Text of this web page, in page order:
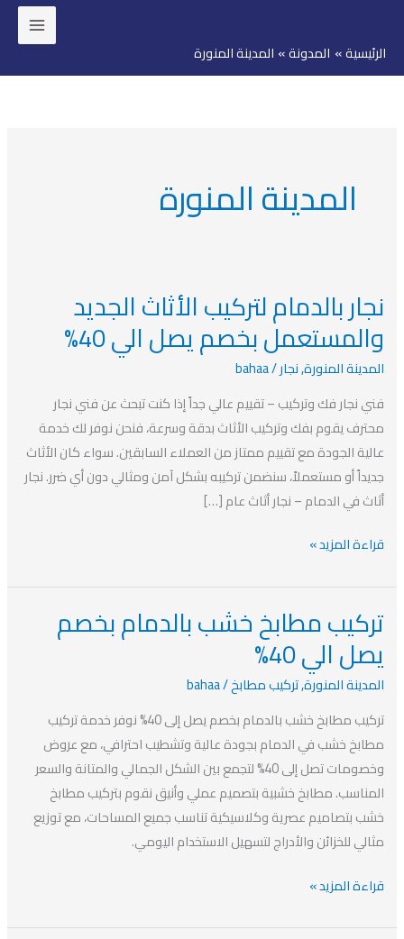
المحتوى
الرئيسية المدونة المدينة المنورة
المدينة المنورة
نجار بالدمام لتركيب الأثاث الجديد
والمستعمل بخصم يصل الي 40%
المدينة المنورة,نجار/
bahaa
فني نجار فك وتركيب – تقييم عالي جداً إذا كنت تبحث عن فني نجار
محترف يقوم بفك وتركيب الأثاث بدقة وسرعة، فنحن نوفر لك خدمة
عالية الجودة مع تقييم ممتاز من العملاء السابقين. سواء كان الأثاث
جديداً أو مستعملاً، سنضمن تركيبه بشكل آمن ومثالي دون أي ضرر. نجار
أثاث في الدمام – نجار أثاث عام […]
نجار
بالدمام
لتركيب
الأثاث
الجديد
والمستعمل
بخصم
يصل
الي
قراءة المزيد »
تركيب مطابخ خشب بالدمام بخصم
يصل الي 40%
المدينة المنورة,تركيب مطابخ/
bahaa
تركيب مطابخ خشب بالدمام بخصم يصل إلى 40% نوفر خدمة تركيب
مطابخ خشب في الدمام بجودة عالية وتشطيب احترافي، مع عروض
وخصومات تصل إلى 40% لتجمع بين الشكل الجمالي والمتانة والسعر
المناسب. مطابخ خشبية بتصميم عملي وأنيق نقوم بتركيب مطابخ
خشب بتصاميم عصرية وكلاسيكية تناسب جميع المساحات، مع توزيع
مثالي للخزائن والأدراج لتسهيل الاستخدام اليومي.
تركيب
مطابخ
خشب
بالدمام
بخصم
يصل
الي
40%
قراءة المزيد »